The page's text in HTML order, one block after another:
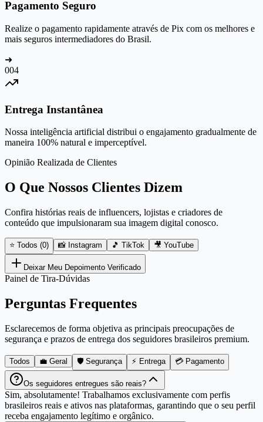
Pagamento Seguro
Realize o pagamento rapidamente através de Pix com os melhores e
mais seguros intermediadores do Brasil.
➜
004
Entrega Instantânea
Nossa inteligência artificial distribui o engajamento gradualmente de
maneira 100% natural e imperceptível.
Opinião Realizada de Clientes
O Que Nossos Clientes Dizem
Confira histórias reais de influencers, lojistas e criadores de
conteúdo que impulsionaram sua imagem digital conosco.
⭐ Todos (0) 📸 Instagram 🎵 TikTok 🎥 YouTube
Deixar Meu Depoimento Verificado
Painel de Tira-Dúvidas
Perguntas Frequentes
Esclarecemos de forma objetiva as principais preocupações de
segurança e prazos de entrega dos seguidores brasileiros premium.
Todos 💼 Geral 🛡️ Segurança ⚡ Entrega 💳 Pagamento
Os seguidores entregues são reais?
Sim, absolutamente! Trabalhamos exclusivamente com perfis
brasileiros reais e ativos nas plataformas, garantindo que o seu perfil
receba engajamento legítimo e orgânico.